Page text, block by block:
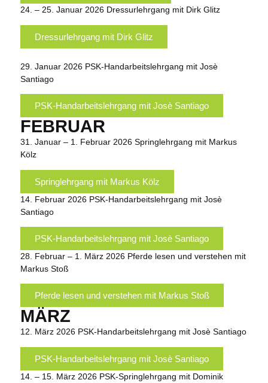
24. – 25. Januar 2026 Dressurlehrgang mit Dirk Glitz
Dressurlehrgang mit Dirk Glitz
29. Januar 2026 PSK-Handarbeitslehrgang mit Josè
Santiago
PSK-Handarbeitslehrgang mit Josè Santiago
FEBRUAR
31. Januar – 1. Februar 2026 Springlehrgang mit Markus
Kölz
Springlehrgang mit Markus Kölz
14. Februar 2026 PSK-Handarbeitslehrgang mit Josè
Santiago
PSK-Handarbeitslehrgang mit Josè Santiago
28. Februar – 1. März 2026 Pferde lesen und verstehen mit
Markus Stoß
Pferde lesen und verstehen mit Markus Stoß
MÄRZ
12. März 2026 PSK-Handarbeitslehrgang mit Josè Santiago
PSK-Handarbeitslehrgang mit Josè Santiago
14. – 15. März 2026 PSK-Springlehrgang mit Dominik